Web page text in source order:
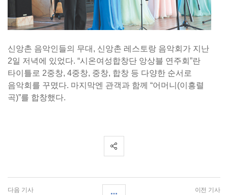
신앙촌 음악인들의 무대, 신앙촌 레스토랑 음악회가 지난
2일 저녁에 있었다. “시온여성합창단 앙상블 연주회”란
타이틀로 2중창, 4중창, 중창, 합창 등 다양한 순서로
음악회를 꾸몄다. 마지막엔 관객과 함께 “어머니(이흥렬
곡)”를 합창했다.
다음 기사 이전 기사